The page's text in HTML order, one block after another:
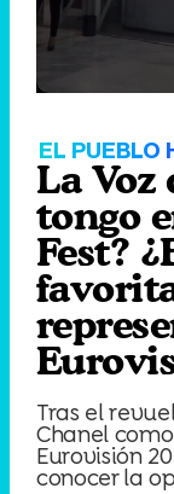
Loaded
EL PUEBLO
La Voz
tongo
Fest?
Tras el
Chanel
Eurovisión
conocer la